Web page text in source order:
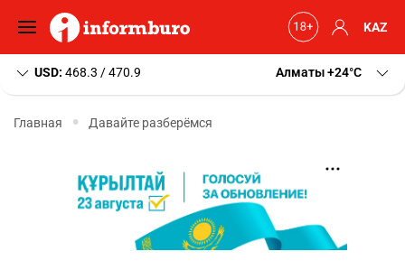
KAZ
USD: 468.3 / 470.9 Алматы+24 C
Главная Давайте разберёмся